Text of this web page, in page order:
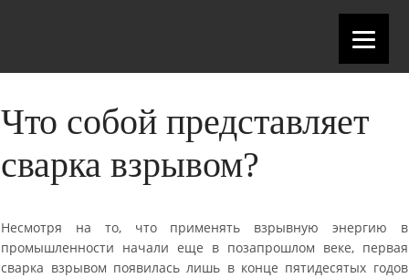
Что собой представляет
сварка взрывом?
Несмотря на то, что применять взрывную энергию в
промышленности начали еще в позапрошлом веке, первая
сварка взрывом появилась лишь в конце пятидесятых годов